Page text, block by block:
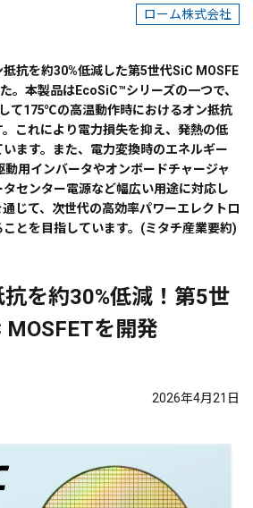
ローム株式会社
抗を約30%低減した第5世代SiC MOSFE
。本製品はEcoSiC™シリーズの一つで、
て175℃の高温動作時におけるオン抵抗
これにより電力損失を抑え、発熱の低
ます。また、電力変換時のエネルギー
動用インバータやオンボードチャージャ
センター電源など幅広い用途に対応し
じて、次世代の高効率パワーエレクトロ
とを目指しています。(ミタチ産業要約)
を約30%低減！第5世
MOSFETを開発
2026年4月21日